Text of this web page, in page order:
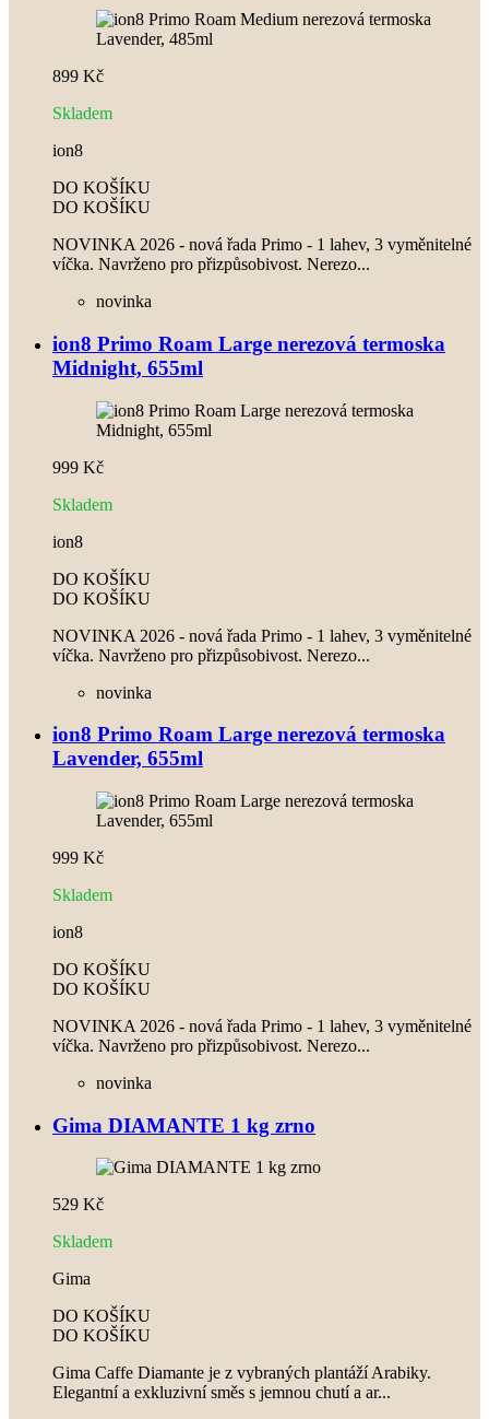
899 Kč
Skladem
ion8
DO KOŠÍKU
DO KOŠÍKU
NOVINKA 2026 - nová řada Primo - 1 lahev, 3 vyměnitelné
víčka. Navrženo pro přizpůsobivost. Nerezo...
novinka
ion8 Primo Roam Large nerezová termoska
Midnight, 655ml
999 Kč
Skladem
ion8
DO KOŠÍKU
DO KOŠÍKU
NOVINKA 2026 - nová řada Primo - 1 lahev, 3 vyměnitelné
víčka. Navrženo pro přizpůsobivost. Nerezo...
novinka
ion8 Primo Roam Large nerezová termoska
Lavender, 655ml
999 Kč
Skladem
ion8
DO KOŠÍKU
DO KOŠÍKU
NOVINKA 2026 - nová řada Primo - 1 lahev, 3 vyměnitelné
víčka. Navrženo pro přizpůsobivost. Nerezo...
novinka
Gima DIAMANTE 1 kg zrno
529 Kč
Skladem
Gima
DO KOŠÍKU
DO KOŠÍKU
Gima Caffe Diamante je z vybraných plantáží Arabiky.
Elegantní a exkluzivní směs s jemnou chutí a ar...